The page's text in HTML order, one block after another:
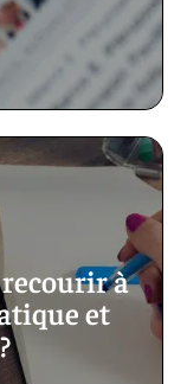
recourir à
et